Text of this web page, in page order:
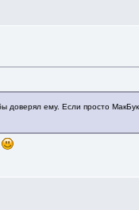
доверял ему. Если просто